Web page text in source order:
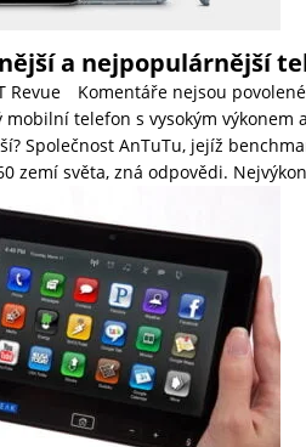
a nejpopulárnější
Revue
Komentáře nejsou povolené
mobilní telefon s vysokým výkonem
Společnost AnTuTu, jejíž
zemí světa, zná odpovědi.